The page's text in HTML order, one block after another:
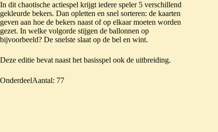
In dit chaotische actiespel krijgt iedere speler 5 verschillend
gekleurde bekers. Dan opletten en snel sorteren: de kaarten
geven aan hoe de bekers naast of op elkaar moeten worden
gezet. In welke volgorde stijgen de ballonnen op
bijvoorbeeld? De snelste slaat op de bel en wint.
Deze editie bevat naast het basisspel ook de uitbreiding.
OnderdeelAantal: 77